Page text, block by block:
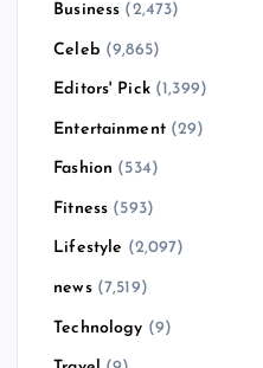
Business (2,473)
Celeb (9,865)
Editors' Pick(1,399)
Entertainment(29)
Fashion (534)
Fitness (593)
Lifestyle (2,097)
news(7,519)
Technology (9)